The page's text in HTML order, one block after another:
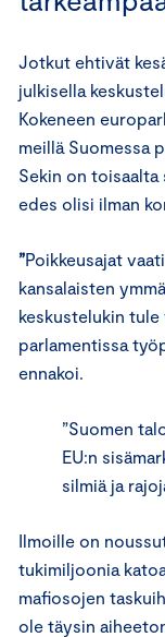
Jotkut ehtivät
julkisella
Kokeneen
meillä Suomessa
Sekin on
edes olisi ilman
”Poikkeusajat
kansalaisten
keskustelukin tule
parlamentissa
ennakoi.
”Suomen
EU:n
silmiä ja
Ilmoille on
tukimiljoonia
mafiosojen
ole täysin